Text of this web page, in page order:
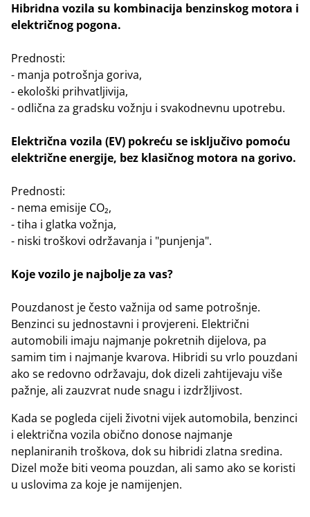
Hibridna vozila su kombinacija benzinskog motora i
električnog pogona.
Prednosti:
- manja potrošnja goriva,
- ekološki prihvatljivija,
- odlična za gradsku vožnju i svakodnevnu upotrebu.
Električna vozila (EV) pokreću se isključivo pomoću
električne energije, bez klasičnog motora na gorivo.
Prednosti:
- nema emisije CO₂,
- tiha i glatka vožnja,
- niski troškovi održavanja i "punjenja".
Koje vozilo je najbolje za vas?
Pouzdanost je često važnija od same potrošnje.
Benzinci su jednostavni i provjereni. Električni
automobili imaju najmanje pokretnih dijelova, pa
samim tim i najmanje kvarova. Hibridi su vrlo pouzdani
ako se redovno održavaju, dok dizeli zahtijevaju više
pažnje, ali zauzvrat nude snagu i izdržljivost.
Kada se pogleda cijeli životni vijek automobila, benzinci
i električna vozila obično donose najmanje
neplaniranih troškova, dok su hibridi zlatna sredina.
Dizel može biti veoma pouzdan, ali samo ako se koristi
u uslovima za koje je namijenjen.